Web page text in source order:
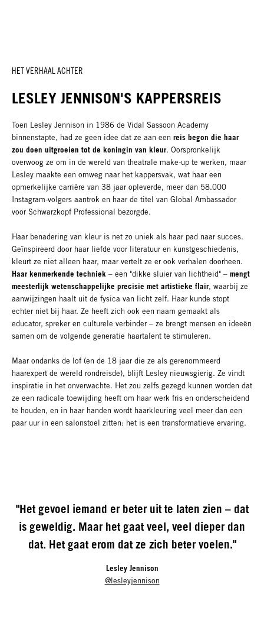
HET VERHAAL ACHTER
LESLEY JENNISON'S KAPPERSREIS
Toen Lesley Jennison in 1986 de Vidal Sassoon Academy
binnenstapte, had ze geen idee dat ze aan een reis begon die haar
zou doen uitgroeien tot de koningin van kleur. Oorspronkelijk
overwoog ze om in de wereld van theatrale make-up te werken, maar
Lesley maakte een omweg naar het kappersvak, wat haar een
opmerkelijke carrière van 38 jaar opleverde, meer dan 58.000
Instagram-volgers aantrok en haar de titel van Global Ambassador
voor Schwarzkopf Professional bezorgde.
Haar benadering van kleur is net zo uniek als haar pad naar succes.
Geïnspireerd door haar liefde voor literatuur en kunstgeschiedenis,
kleurt ze niet alleen haar, maar vertelt ze er ook verhalen doorheen.
Haar kenmerkende techniek – een "dikke sluier van lichtheid" – mengt
meesterlijk wetenschappelijke precisie met artistieke flair, waarbij ze
aanwijzingen haalt uit de fysica van licht zelf. Haar kunde stopt
echter niet bij haar. Ze heeft zich ook een naam gemaakt als
educator, spreker en culturele verbinder – ze brengt mensen en ideeën
samen om de volgende generatie haartalent te stimuleren.
Maar ondanks de lof (en de 18 jaar die ze als gerenommeerd
haarexpert de wereld rondreisde), blijft Lesley nieuwsgierig. Ze vindt
inspiratie in het onverwachte. Het zou zelfs gezegd kunnen worden dat
ze een radicale toewijding heeft om haar werk fris en onderscheidend
te houden, en in haar handen wordt haarkleuring veel meer dan een
paar uur in een salonstoel zitten: het is een transformatieve ervaring.
"Het gevoel iemand er beter uit te laten zien – dat
is geweldig. Maar het gaat veel, veel dieper dan
dat. Het gaat erom dat ze zich beter voelen."
Lesley Jennison
@lesleyjennison